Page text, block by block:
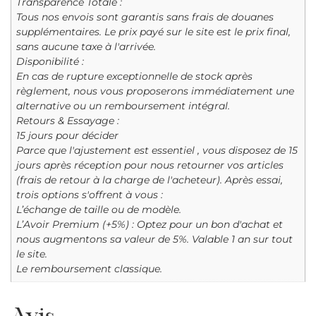
Tous nos envois sont garantis sans frais de douanes
supplémentaires. Le prix payé sur le site est le prix final,
sans aucune taxe à l'arrivée.
Disponibilité :
En cas de rupture exceptionnelle de stock après
règlement, nous vous proposerons immédiatement une
alternative ou un remboursement intégral.
Retours & Essayage :
15 jours pour décider
Parce que l'ajustement est essentiel , vous disposez de 15
jours après réception pour nous retourner vos articles
(frais de retour à la charge de l'acheteur). Après essai,
trois options s'offrent à vous :
L’échange de taille ou de modèle.
L’Avoir Premium (+5%) : Optez pour un bon d'achat et
nous augmentons sa valeur de 5%. Valable 1 an sur tout
le site.
Le remboursement classique.